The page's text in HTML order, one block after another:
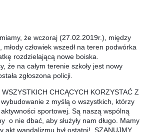
że wczoraj (27.02.2019r.), między
człowiek wszedł na teren podwórka
rozdzielającą nowe boiska.
że na całym terenie szkoły jest nowy
zgłoszona policji.
CHCĄCYCH KORZYSTAĆ Z
wybudowanie z myślą o wszystkich, którzy
sportowej. Są naszą wspólną
o nie dbać, aby służyły nam długo. Mamy
akt wandalizmu był ostatni! SZANUJMY